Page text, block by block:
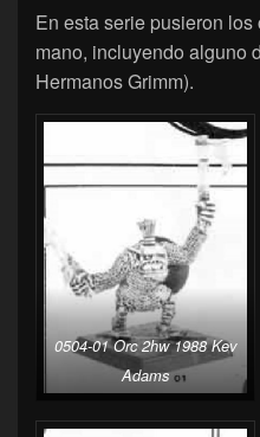
En esta serie pusieron
mano, incluyendo alguno
Hermanos Grimm).
0504-01 Orc 2hw 1988 Kev
Adams